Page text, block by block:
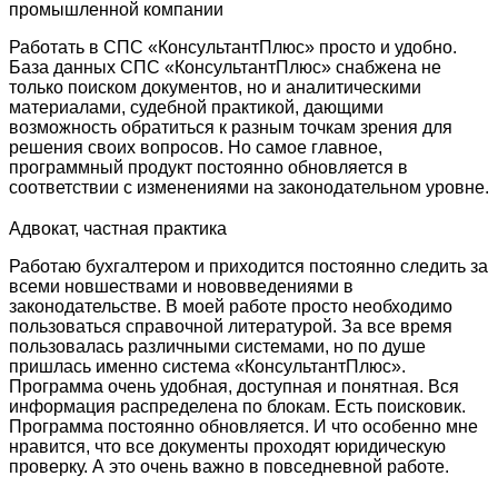
промышленной компании
Работать в СПС «КонсультантПлюс» просто и удобно.
База данных СПС «КонсультантПлюс» снабжена не
только поиском документов, но и аналитическими
материалами, судебной практикой, дающими
возможность обратиться к разным точкам зрения для
решения своих вопросов. Но самое главное,
программный продукт постоянно обновляется в
соответствии с изменениями на законодательном уровне.
Адвокат, частная практика
Работаю бухгалтером и приходится постоянно следить за
всеми новшествами и нововведениями в
законодательстве. В моей работе просто необходимо
пользоваться справочной литературой. За все время
пользовалась различными системами, но по душе
пришлась именно система «КонсультантПлюс».
Программа очень удобная, доступная и понятная. Вся
информация распределена по блокам. Есть поисковик.
Программа постоянно обновляется. И что особенно мне
нравится, что все документы проходят юридическую
проверку. А это очень важно в повседневной работе.